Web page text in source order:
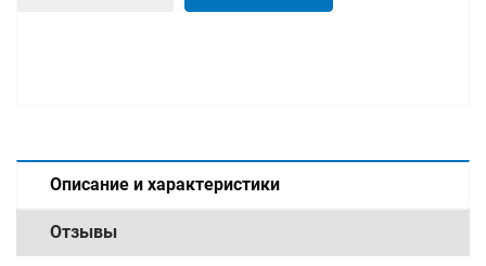
Описание и характеристики
Отзывы